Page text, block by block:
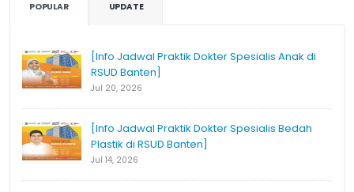
POPULAR UPDATE
[Info Jadwal Praktik Dokter Spesialis Anak di
RSUD Banten]
Jul 20, 2026
[Info Jadwal Praktik Dokter Spesialis Bedah
Plastik di RSUD Banten]
Jul 14, 2026